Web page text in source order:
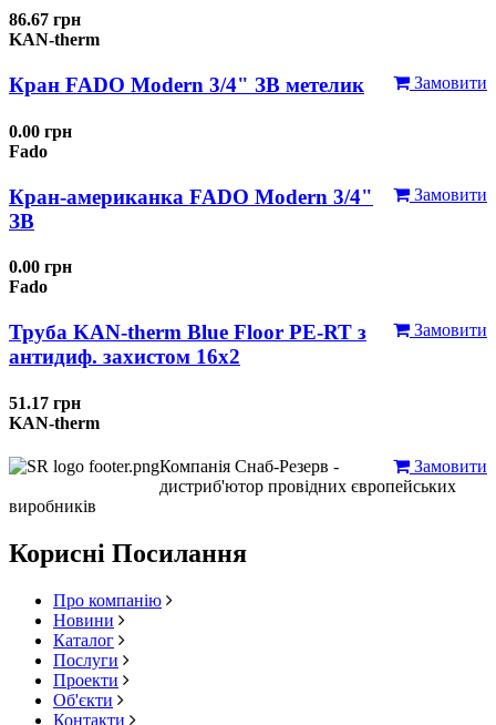
86.67 грн
KAN-therm
Замовити
Кран FADO Modern 3/4" ЗВ метелик
0.00 грн
Fado
Замовити
Кран-американка FADO Modern 3/4"
ЗВ
0.00 грн
Fado
Замовити
Труба KAN-therm Blue Floor PE-RT з
антидиф. захистом 16х2
51.17 грн
KAN-therm
Замовити
Компанія Снаб-Резерв -
дистриб'ютор провідних європейських
виробників
Корисні Посилання
Про компанію
Новини
Каталог
Послуги
Проекти
Об'єкти
Контакти